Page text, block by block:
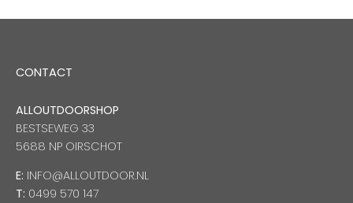
CONTACT
ALLOUTDOORSHOP
BESTSEWEG 33
5688 NP OIRSCHOT
E: INFO@ALLOUTDOOR.NL
T: 0499 570 147